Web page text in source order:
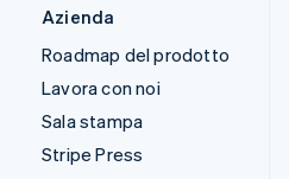
Azienda
Roadmap del prodotto
Lavora con noi
Sala stampa
Stripe Press